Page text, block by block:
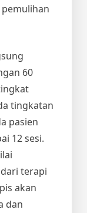
60
tingkatan
pasien
12 sesi.
terapi
akan
dan